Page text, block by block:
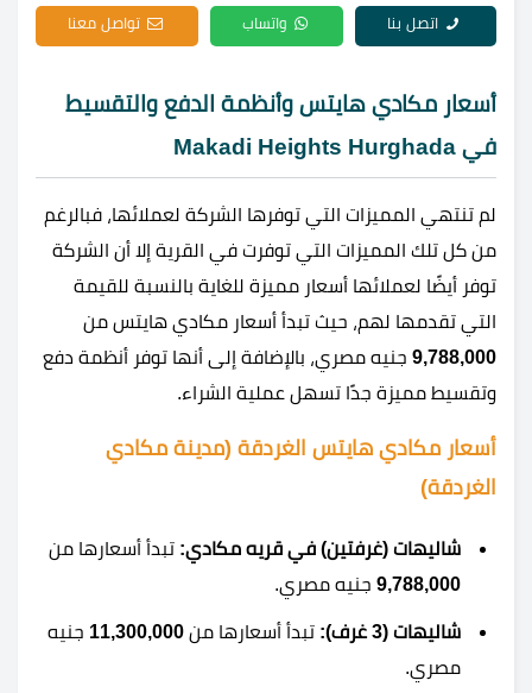
اتصل بنا واتساب تواصل معنا
أسعار مكادي هايتس وأنظمة الدفع والتقسيط
في Makadi Heights Hurghada
لم تنتهي المميزات التي توفرها الشركة لعملائها، فبالرغم
من كل تلك المميزات التي توفرت في القرية إلا أن الشركة
توفر أيضًا لعملائها أسعار مميزة للغاية بالنسبة للقيمة
التي تقدمها لهم، حيث تبدأ أسعار مكادي هايتس من
9,788,000 جنيه مصري، بالإضافة إلى أنها توفر أنظمة دفع
وتقسيط مميزة جدًا تسهل عملية الشراء.
أسعار مكادي هايتس الغردقة (مدينة مكادي
الغردقة)
شاليهات (غرفتين) في قريه مكادي: تبدأ أسعارها من
9,788,000 جنيه مصري.
شاليهات (3 غرف): تبدأ أسعارها من 11,300,000 جنيه
مصري.